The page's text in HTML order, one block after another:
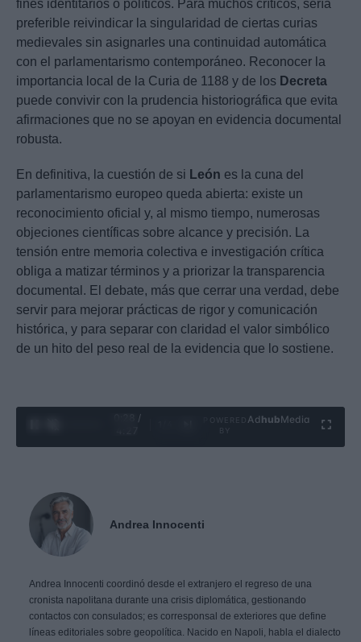
fines identitarios o políticos. Para muchos críticos, sería
preferible reivindicar la singularidad de ciertas curias
medievales sin asignarles una continuidad automática
con el parlamentarismo contemporáneo. Reconocer la
importancia local de la Curia de 1188 y de los Decreta
puede convivir con la prudencia historiográfica que evita
afirmaciones que no se apoyan en evidencia documental
robusta.
En definitiva, la cuestión de si León es la cuna del
parlamentarismo europeo queda abierta: existe un
reconocimiento oficial y, al mismo tiempo, numerosas
objeciones científicas sobre alcance y precisión. La
tensión entre memoria colectiva e investigación crítica
obliga a matizar términos y a priorizar la transparencia
documental. El debate, más que cerrar una verdad, debe
servir para mejorar prácticas de rigor y comunicación
histórica, y para separar con claridad el valor simbólico
de un hito del peso real de la evidencia que lo sostiene.
0:29 /
Ad hubMedia
Andrea Innocenti
Andrea Innocenti coordinó desde el extranjero el regreso de una
cronista napolitana durante una crisis diplomática, gestionando
contactos con consulados; es corresponsal de exteriores que define
líneas editoriales sobre geopolítica. Nacido en Napoli, habla el dialecto